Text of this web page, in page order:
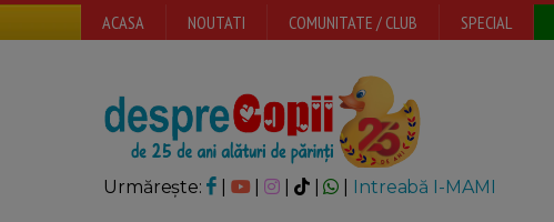
ACASA NOUTATI COMUNITATE / CLUB SPECIAL
Urmărește: | | Intreabă I-MAMI